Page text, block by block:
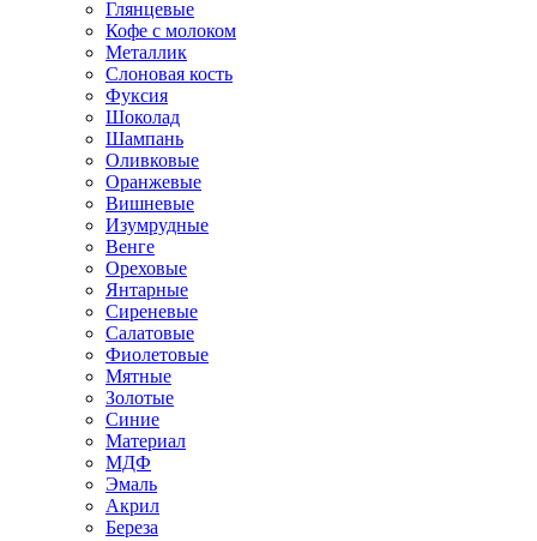
Глянцевые
Кофе с молоком
Металлик
Слоновая кость
Фуксия
Шоколад
Шампань
Оливковые
Оранжевые
Вишневые
Изумрудные
Венге
Ореховые
Янтарные
Сиреневые
Салатовые
Фиолетовые
Мятные
Золотые
Синие
Материал
МДФ
Эмаль
Акрил
Береза